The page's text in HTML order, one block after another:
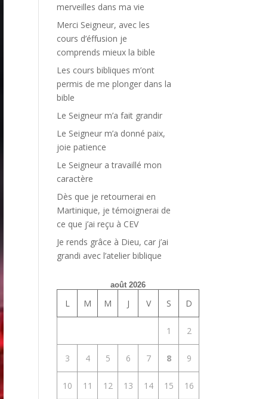
merveilles dans ma vie
Merci Seigneur, avec les
cours d’éffusion je
comprends mieux la bible
Les cours bibliques m’ont
permis de me plonger dans la
bible
Le Seigneur m’a fait grandir
Le Seigneur m’a donné paix,
joie patience
Le Seigneur a travaillé mon
caractère
Dès que je retournerai en
Martinique, je témoignerai de
ce que j’ai reçu à CEV
Je rends grâce à Dieu, car j’ai
grandi avec l’atelier biblique
août 2026
L M M J V S D
1 2
3 4 5 6 7 8 9
10 11 12 13 14 15 16